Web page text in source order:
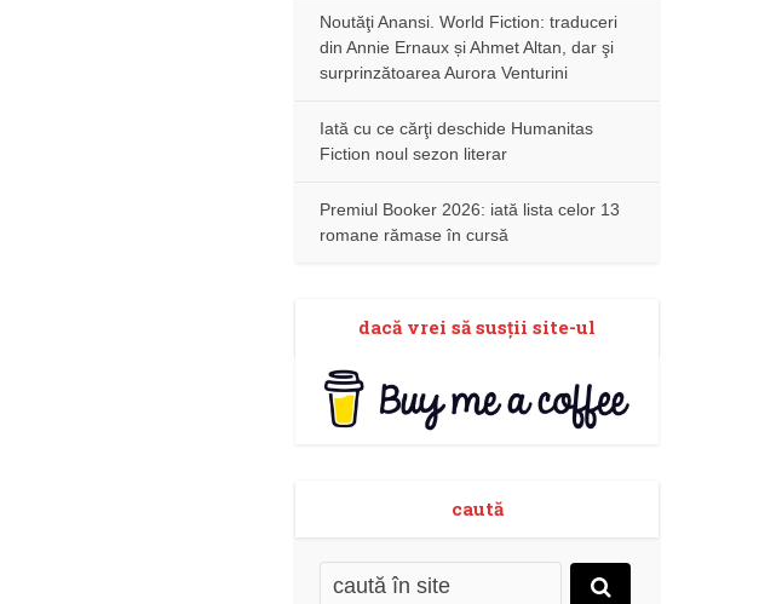
Noutăţi Anansi. World Fiction: traduceri
din Annie Ernaux și Ahmet Altan, dar şi
surprinzătoarea Aurora Venturini
Iată cu ce cărţi deschide Humanitas
Fiction noul sezon literar
Premiul Booker 2026: iată lista celor 13
romane rămase în cursă
dacă vrei să susţii site-ul
caută